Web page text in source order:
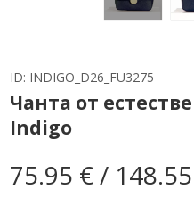
ID: INDIGO_D26_FU3275
Чанта от
Indigo
75.95 € /